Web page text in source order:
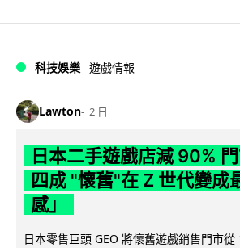
科技娛樂 遊戲情報
Lawton 2 日
日本二手遊戲店減 90%
四成 "懷舊"在 Z 世代變成
感」
日本零售巨頭 GEO 將懷舊遊戲銷售門市